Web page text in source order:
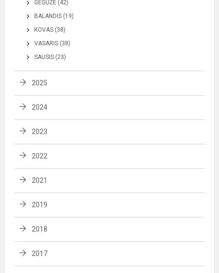
GEGUŽĖ (42)
BALANDIS (19)
KOVAS (38)
VASARIS (38)
SAUSIS (23)
2025
2024
2023
2022
2021
2019
2018
2017